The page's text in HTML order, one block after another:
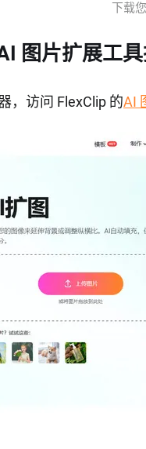
下载
图片扩展工
，访问 FlexClip 的AI